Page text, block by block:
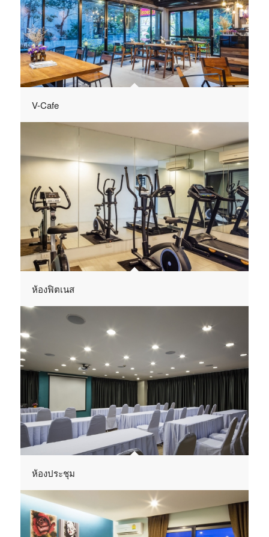
V-Cafe
ห้องฟิตเนส
ห้องประชุม